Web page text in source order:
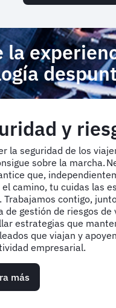
la
y
la seguridad de los
sobre la marcha.
que,
camino, tu cuidas las
Trabajamos contigo,
de gestión de riesgos de
estrategias que
que viajan y
empresarial.
más